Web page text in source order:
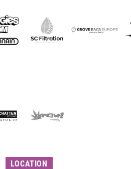
LOCATION